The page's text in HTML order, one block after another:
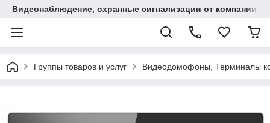
Видеонаблюдение, охранные сигнализации от компании
Группы товаров и услуг Видеодомофоны, Терминалы